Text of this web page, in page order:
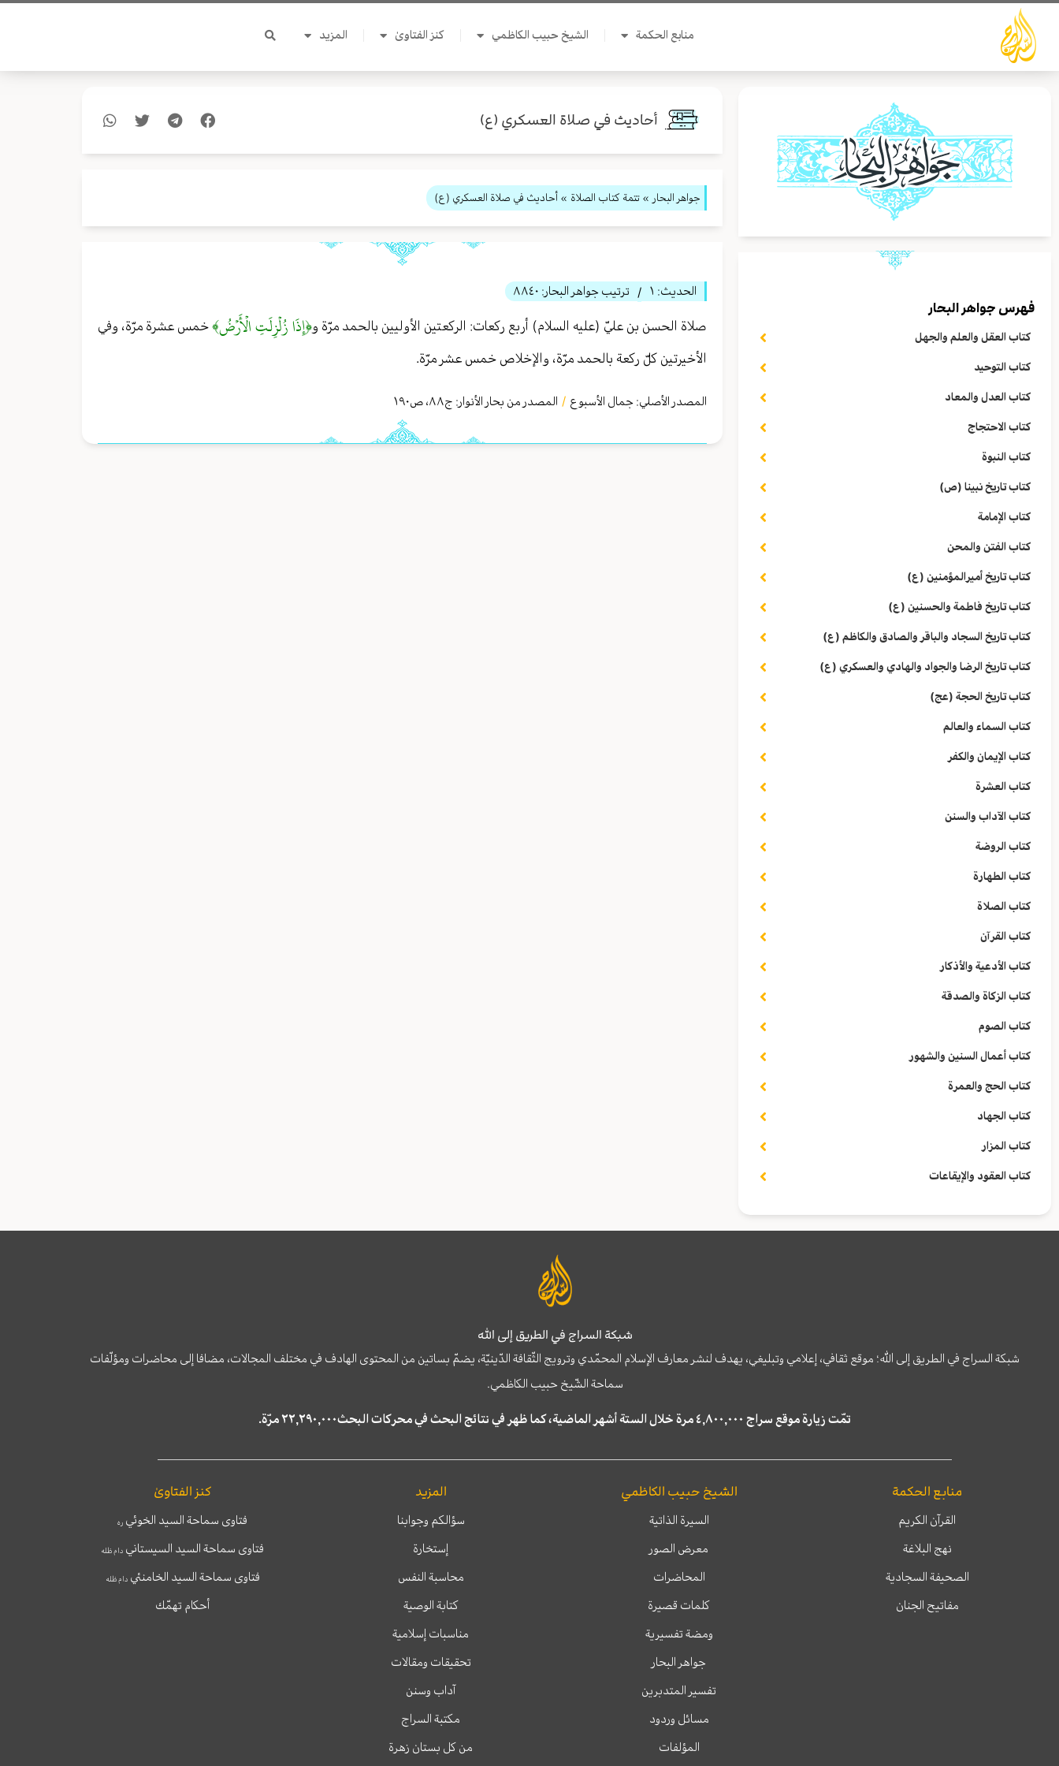
تخطي
المحتوى
منابع الحكمة الشيخ حبيب الكاظمي كنز الفتاوىٰ المزيد
فهرس جواهر البحار
كتاب العقل والعلم والجهل
كتاب التوحيد
كتاب العدل والمعاد
كتاب الاحتجاج
كتاب النبوة
كتاب تاريخ نبينا (ص)
كتاب الإمامة
كتاب الفتن والمحن
كتاب تاريخ أميرالمؤمنين (ع)
كتاب تاريخ فاطمة والحسنين (ع)
كتاب تاريخ السجاد والباقر والصادق والكاظم (ع)
كتاب تاريخ الرضا والجواد والهادي والعسكري (ع)
كتاب تاريخ الحجة (عج)
كتاب السماء والعالم
كتاب الإيمان والكفر
كتاب العشرة
كتاب الآداب والسنن
كتاب الروضة
كتاب الطهارة
كتاب الصلاة
كتاب القرآن
كتاب الأدعية والأذكار
كتاب الزكاة والصدقة
كتاب الصوم
كتاب أعمال السنين والشهور
كتاب الحج والعمرة
كتاب الجهاد
كتاب المزار
كتاب العقود والإيقاعات
أحاديث في صلاة العسكري (ع)
جواهر البحار » تتمة كتاب الصلاة » أحاديث في صلاة العسكري (ع)
الحديث: ١ / ترتيب جواهر البحار: ٨٨٤٠
صلاة الحسن بن عليّ (عليه السلام) أربع ركعات: الركعتين الأوليين بالحمد مرّة و﴿إِذَا زُلۡزِلَتِ الۡأَرۡضُ﴾خمس عشرة مرّة، وفي
الأخيرتين كلّ ركعة بالحمد مرّة، والإخلاص خمس عشر مرّة.
المصدر الأصلي: جمال الأسبوع / المصدر من بحار الأنوار: ج٨٨، ص١٩٠
شبكة السراج في الطريق إلى الله
شبكة السراج في الطريق إلى الله؛ موقع ثقافي، إعلامي وتبليغي، يهدف لنشر معارف الإسلام المحمّدي وترويج الثّقافة الدّينيّة، يضمّ بساتين من المحتوى الهادف في مختلف المجالات، مضافا إلى محاضرات ومؤلّفات
سماحة الشّيخ حبيب الكاظمي.
تمّت زيارة موقع سراج ٤,٨٠٠,٠٠٠ مرة خلال الستة أشهر الماضية، كما ظهر في نتائج البحث في محركات البحث٢٢,٢٩٠,٠٠٠ مرّة.
منابع الحكمة
القرآن الكريم
نهج البلاغة
الصحيفة السجادية
مفاتيح الجنان
الشيخ حبيب الكاظمي
السيرة الذاتية
معرض الصور
المحاضرات
كلمات قصيرة
ومضة تفسيرية
جواهر البحار
تفسير المتدبرين
مسائل وردود
المؤلفات
المزيد
سؤالكم وجوابنا
إستخارة
محاسبة النفس
كتابة الوصية
مناسبات إسلامية
تحقيقات ومقالات
آداب وسنن
مكتبة السراج
من كل بستان زهرة
كنز الفتاوىٰ
فتاوى سماحة السيد الخوئي ره
فتاوى سماحة السيد السيستاني دام ظله
فتاوى سماحة السيد الخامنئيدام ظله
أحكام تهمّك